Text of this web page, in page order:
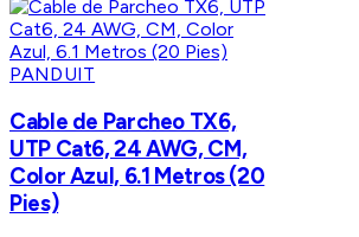
PANDUIT
Cable de Parcheo TX6,
UTP Cat6, 24 AWG, CM,
Color Azul, 6.1 Metros (20
Pies)